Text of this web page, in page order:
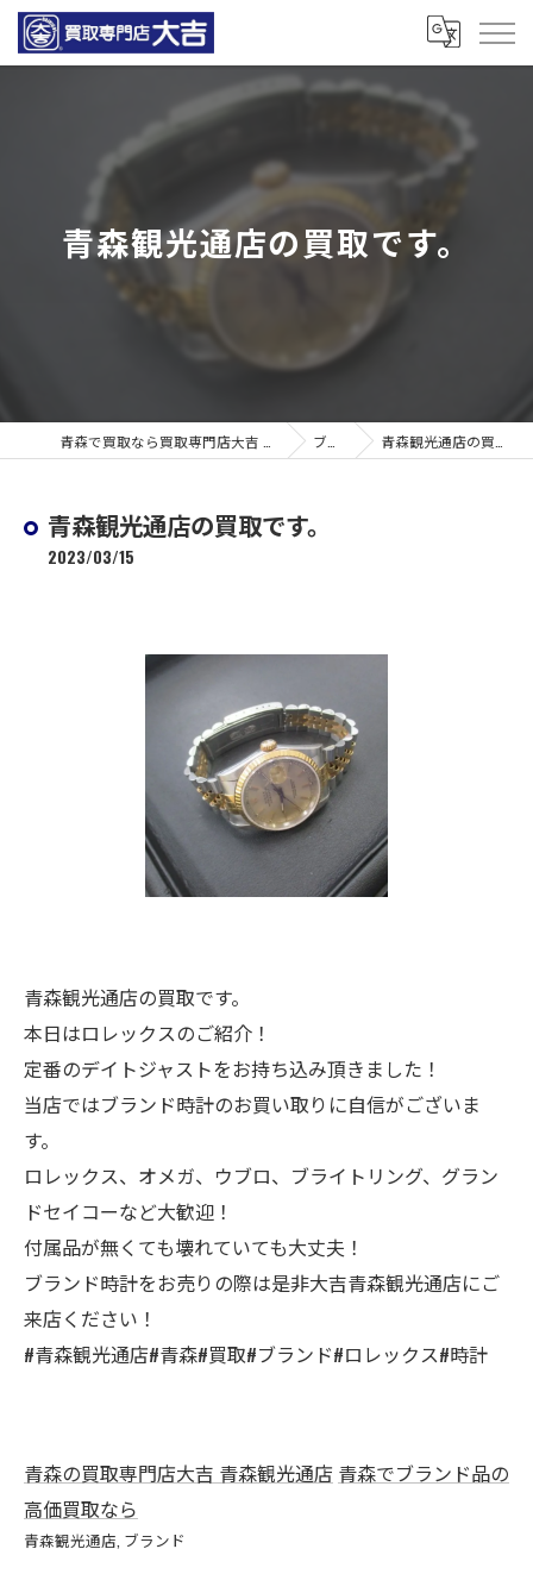
青森観光通店の買取です。
ブログ 青森観光通店の買取です。
青森観光通店の買取です。
2023/03/15
青森観光通店の買取です。
本日はロレックスのご紹介！
定番のデイトジャストをお持ち込み頂きました！
当店ではブランド時計のお買い取りに自信がございま
す。
ロレックス、オメガ、ウブロ、ブライトリング、グラン
ドセイコーなど大歓迎！
付属品が無くても壊れていても大丈夫！
ブランド時計をお売りの際は是非大吉青森観光通店にご
来店ください！
#青森観光通店#青森#買取#ブランド#ロレックス#時計
青森の買取専門店大吉 青森観光通店 青森でブランド品の
高価買取なら
青森観光通店 ブランド